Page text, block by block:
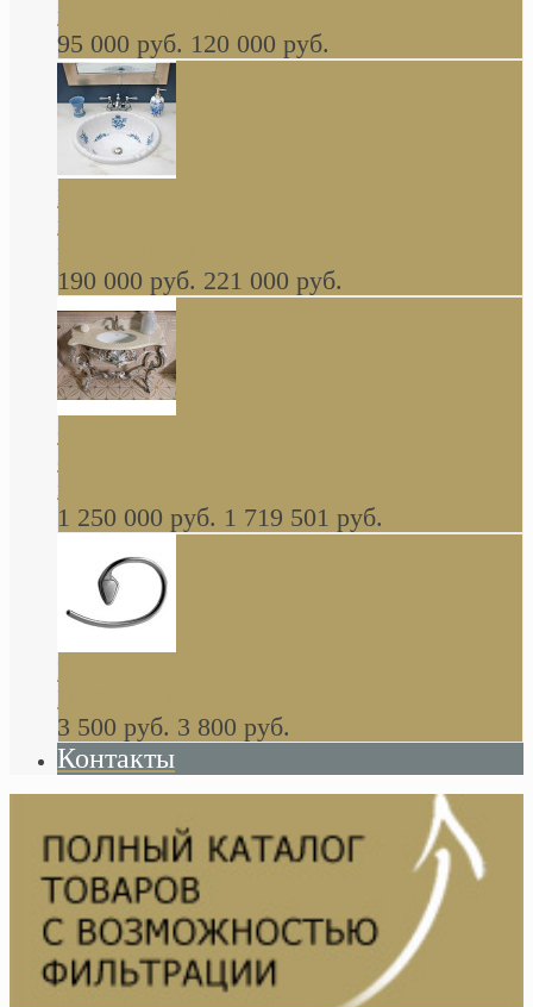
навесное КОМПЛЕКТ
95 000 руб. 120 000 руб.
Decorated Bathroom раковина овальная
встраиваемая для ванной с рисунком синяя
роза В НАЛИЧИИ
190 000 руб. 221 000 руб.
стиле барокко, из массива дерева, светло
коричневый матовый окрас + серебро
1 250 000 руб. 1 719 501 руб.
Khala Colombo аксессуары (серия) В
НАЛИЧИИ
3 500 руб. 3 800 руб.
Контакты